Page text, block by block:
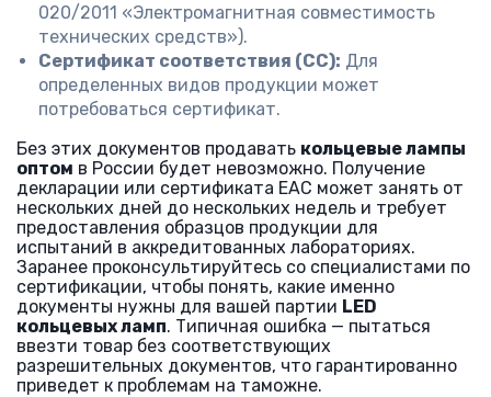
020/2011 «Электромагнитная совместимость
технических средств»).
Сертификат соответствия (СС): Для
определенных видов продукции может
потребоваться сертификат.
Без этих документов продавать кольцевые лампы
оптом в России будет невозможно. Получение
декларации или сертификата ЕАС может занять от
нескольких дней до нескольких недель и требует
предоставления образцов продукции для
испытаний в аккредитованных лабораториях.
Заранее проконсультируйтесь со специалистами по
сертификации, чтобы понять, какие именно
документы нужны для вашей партии LED
кольцевых ламп. Типичная ошибка — пытаться
ввезти товар без соответствующих
разрешительных документов, что гарантированно
приведет к проблемам на таможне.